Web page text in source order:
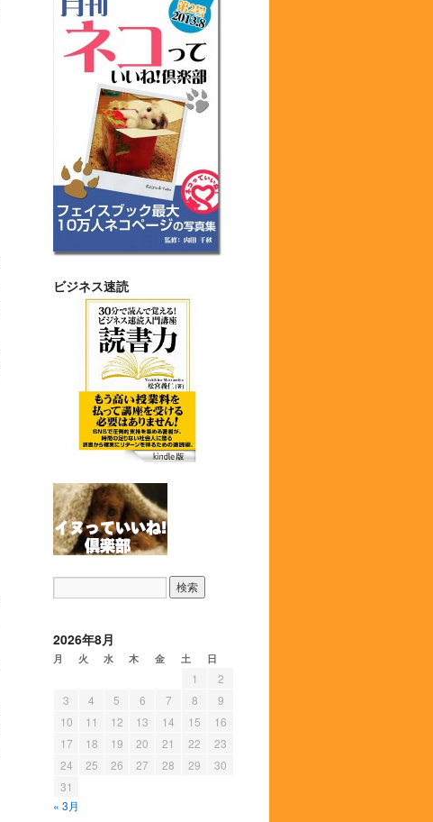
ビジネス速読
2026年8月
月 火 水 木 金 土 日
« 3月
1
2
3
4 5 6 7 8
9
10
11 12 13 14 15
16
17
18 19 20 21 22
23
24
25 26 27 28 29
30
31